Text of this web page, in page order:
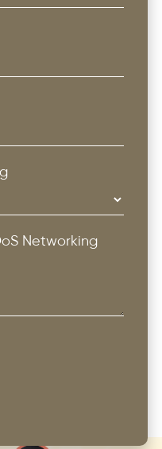
Networking